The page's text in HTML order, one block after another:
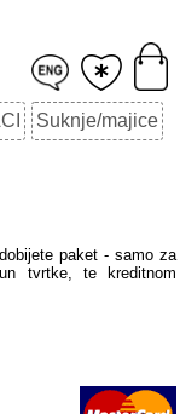
Suknje/majice
paket - samo za
tvrtke, te kreditnom